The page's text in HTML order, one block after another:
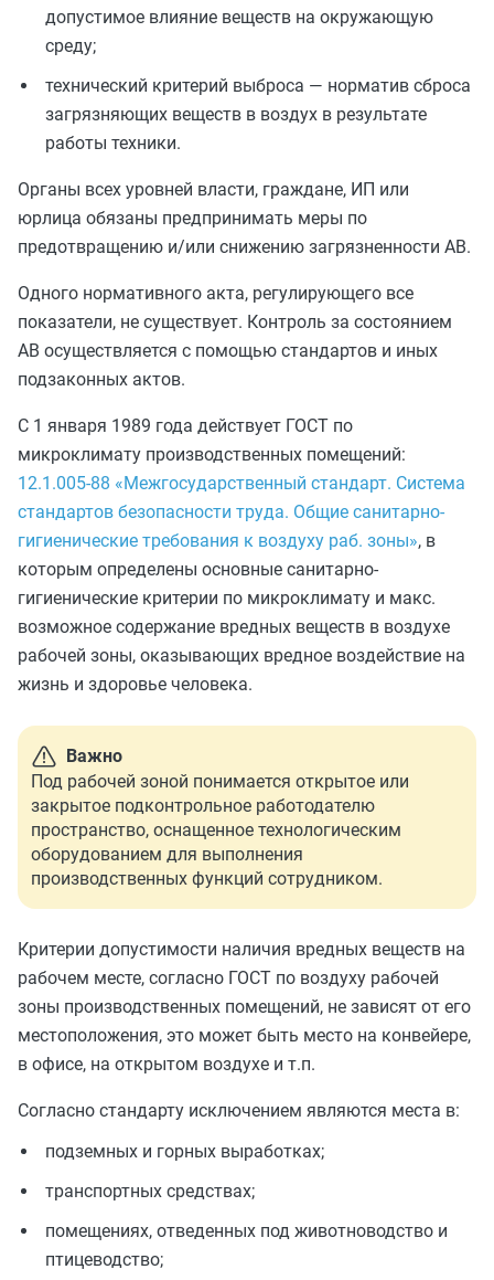
допустимое влияние веществ на окружающую
среду;
технический критерий выброса — норматив сброса
загрязняющих веществ в воздух в результате
работы техники.
Органы всех уровней власти, граждане, ИП или
юрлица обязаны предпринимать меры по
предотвращению и/или снижению загрязненности АВ.
Одного нормативного акта, регулирующего все
показатели, не существует. Контроль за состоянием
АВ осуществляется с помощью стандартов и иных
подзаконных актов.
С 1 января 1989 года действует ГОСТ по
микроклимату производственных помещений:
12.1.005-88 «Межгосударственный стандарт. Система
стандартов безопасности труда. Общие санитарно-
гигиенические требования к воздуху раб. зоны», в
которым определены основные санитарно-
гигиенические критерии по микроклимату и макс.
возможное содержание вредных веществ в воздухе
рабочей зоны, оказывающих вредное воздействие на
жизнь и здоровье человека.
Важно
Под рабочей зоной понимается открытое или
закрытое подконтрольное работодателю
пространство, оснащенное технологическим
оборудованием для выполнения
производственных функций сотрудником.
Критерии допустимости наличия вредных веществ на
рабочем месте, согласно ГОСТ по воздуху рабочей
зоны производственных помещений, не зависят от его
местоположения, это может быть место на конвейере,
в офисе, на открытом воздухе и т.п.
Согласно стандарту исключением являются места в:
подземных и горных выработках;
транспортных средствах;
помещениях, отведенных под животноводство и
птицеводство;